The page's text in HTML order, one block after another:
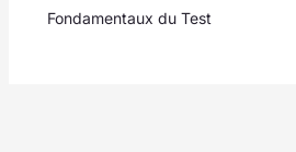
Fondamentaux du Test